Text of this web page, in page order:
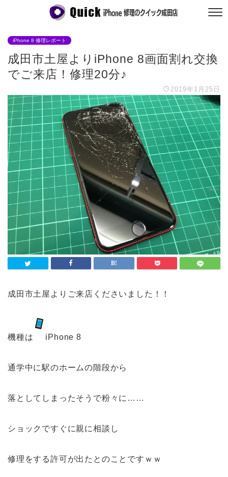
iPhone 8 修理レポート
成田市土屋よりiPhone 8画面割れ交換
でご来店！修理20分♪
2019年1月25日
成田市土屋よりご来店くださいました！！
機種は iPhone 8
通学中に駅のホームの階段から
落としてしまったそうで粉々に……
ショックですぐに親に相談し
修理をする許可が出たとのことですｗｗ